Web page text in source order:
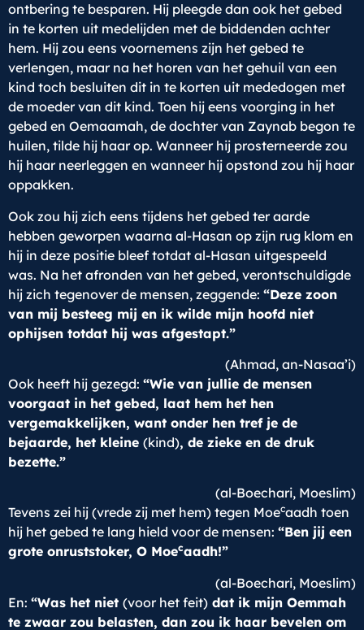
ontbering te besparen. Hij pleegde dan ook het gebed
in te korten uit medelijden met de biddenden achter
hem. Hij zou eens voornemens zijn het gebed te
verlengen, maar na het horen van het gehuil van een
kind toch besluiten dit in te korten uit mededogen met
de moeder van dit kind. Toen hij eens voorging in het
gebed en Oemaamah, de dochter van Zaynab begon te
huilen, tilde hij haar op. Wanneer hij prosterneerde zou
hij haar neerleggen en wanneer hij opstond zou hij haar
oppakken.
Ook zou hij zich eens tijdens het gebed ter aarde
hebben geworpen waarna al-Hasan op zijn rug klom en
hij in deze positie bleef totdat al-Hasan uitgespeeld
was. Na het afronden van het gebed, verontschuldigde
hij zich tegenover de mensen, zeggende: “Deze zoon
van mij besteeg mij en ik wilde mijn hoofd niet
ophijsen totdat hij was afgestapt.”
(Ahmad, an-Nasaa’i)
Ook heeft hij gezegd: “Wie van jullie de mensen
voorgaat in het gebed, laat hem het hen
vergemakkelijken, want onder hen tref je de
bejaarde, het kleine (kind), de zieke en de druk
bezette.”
(al-Boechari, Moeslim)
Tevens zei hij (vrede zij met hem) tegen Moecaadh toen
hij het gebed te lang hield voor de mensen: “Ben jij een
grote onruststoker, O Moecaadh!”
(al-Boechari, Moeslim)
En: “Was het niet (voor het feit) dat ik mijn Oemmah
te zwaar zou belasten, dan zou ik haar bevelen om